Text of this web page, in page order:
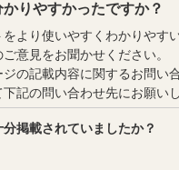
りやすかったですか？
より使いやすくわかりやす
意見をお聞かせください。
の記載内容に関するお問い
記の問い合わせ先にお願いし
掲載されていましたか？